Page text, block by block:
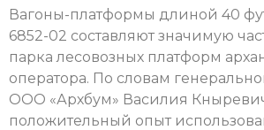
Вагоны-платформы длиной 40
6852-02 составляют значимую
парка лесовозных платформ
оператора. По словам
ООО «Архбум» Василия
положительный опыт